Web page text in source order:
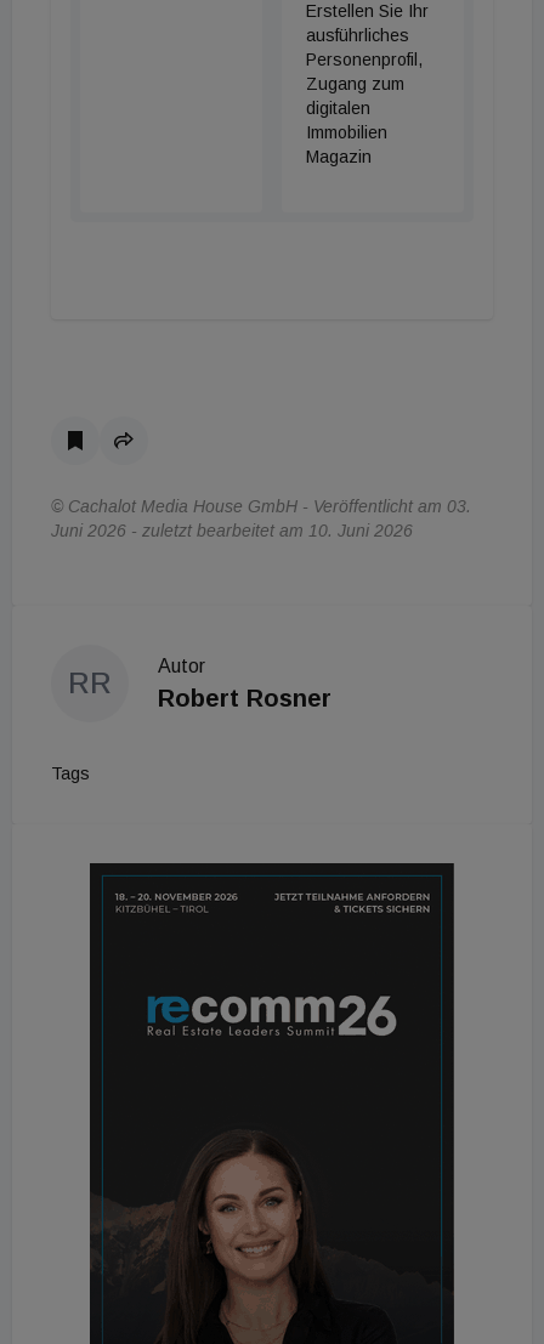
kann, bleibt nach der Auktion zu prüfen.
Erstellen Sie Ihr
ausführliches
Personenprofil,
Zugang zum
digitalen
Immobilien
Magazin
© Cachalot Media House GmbH - Veröffentlicht am 03.
Juni 2026 - zuletzt bearbeitet am 10. Juni 2026
RR
Autor
Robert Rosner
Tags